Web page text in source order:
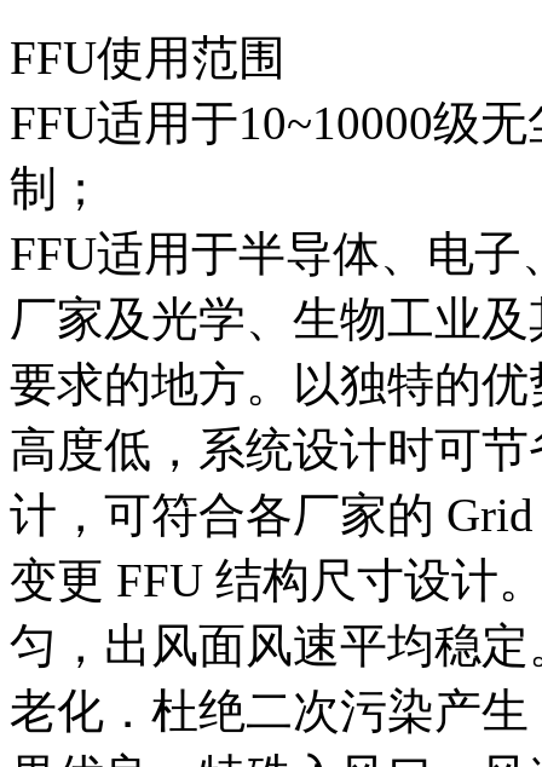
FFU使用范围
FFU适用于10~10000级
制；
FFU适用于半导体、电
厂家及光学、生物工业
要求的地方。以独特的
高度低，系统设计时可
计，可符合各厂家的
变更 FFU 结构尺寸设计
匀，出风面风速平均稳
老化．杜绝二次污染产